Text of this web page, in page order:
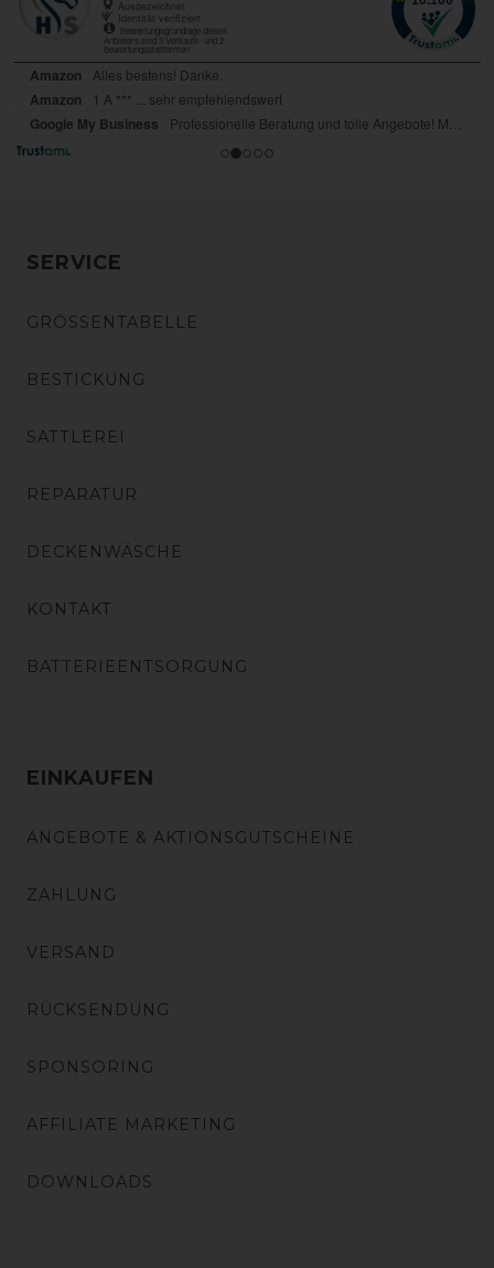
SERVICE
GRÖSSENTABELLE
BESTICKUNG
SATTLEREI
REPARATUR
DECKENWÄSCHE
KONTAKT
BATTERIEENTSORGUNG
EINKAUFEN
ANGEBOTE & AKTIONSGUTSCHEINE
ZAHLUNG
VERSAND
RÜCKSENDUNG
SPONSORING
AFFILIATE MARKETING
DOWNLOADS